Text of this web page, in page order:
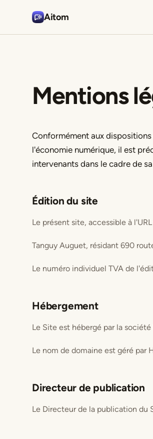
Aitom
Mentions
Conformément aux
l'économie numérique, il est
intervenants dans le cadre de
Édition du site
Le présent site, accessible à
Tanguy Auguet, résidant 690
Le numéro individuel TVA de
Hébergement
Le Site est hébergé par la
Le nom de domaine est géré par
Directeur de publication
Le Directeur de la publication du